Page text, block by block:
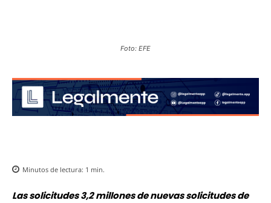
Foto: EFE
Minutos de lectura: 1 min.
Las solicitudes 3,2 millones de nuevas solicitudes de